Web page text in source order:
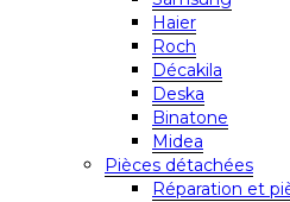
Haier
Roch
Décakila
Deska
Binatone
Midea
Pièces détachées
Réparation et